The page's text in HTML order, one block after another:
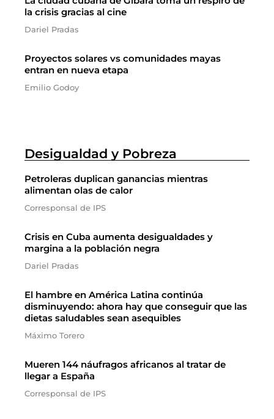
la crisis gracias al cine
Dariel Pradas
Proyectos solares vs comunidades mayas
entran en nueva etapa
Emilio Godoy
Desigualdad y Pobreza
Petroleras duplican ganancias mientras
alimentan olas de calor
Corresponsal de IPS
Crisis en Cuba aumenta desigualdades y
margina a la población negra
Dariel Pradas
El hambre en América Latina continúa
disminuyendo: ahora hay que conseguir que las
dietas saludables sean asequibles
Máximo Torero
Mueren 144 náufragos africanos al tratar de
llegar a España
Corresponsal de IPS